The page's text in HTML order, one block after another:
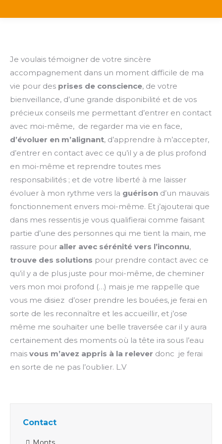
Je voulais témoigner de votre sincère
accompagnement dans un moment difficile de ma
vie pour des prises de conscience, de votre
bienveillance, d’une grande disponibilité et de vos
précieux conseils me permettant d’entrer en contact
avec moi-même, de regarder ma vie en face,
d’évoluer en m’alignant, d’apprendre à m’accepter,
d’entrer en contact avec ce qu’il y a de plus profond
en moi-même et reprendre toutes mes
responsabilités ; et de votre liberté à me laisser
évoluer à mon rythme vers la guérison d’un mauvais
fonctionnement envers moi-même. Et j’ajouterai que
dans mes ressentis je vous qualifierai comme faisant
partie d’une des personnes qui me tient la main, me
rassure pour aller avec sérénité vers l’inconnu,
trouve des solutions pour prendre contact avec ce
qu’il y a de plus juste pour moi-même, de cheminer
vers mon moi profond (…) mais je me rappelle que
vous me disiez d’oser prendre les bouées, je ferai en
sorte de les reconnaître et les accueillir, et j’ose
même me souhaiter une belle traversée car il y aura
certainement des moments où la tête ira sous l’eau
mais vous m’avez appris à la relever donc je ferai
en sorte de ne pas l’oublier. L.V
Contact